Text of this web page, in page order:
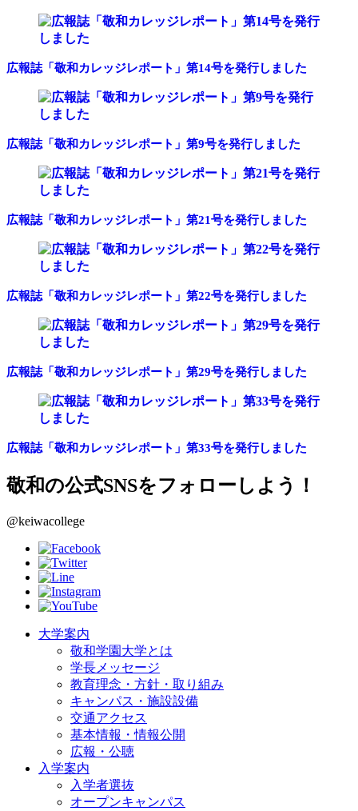
広報誌「敬和カレッジレポート」第14号を発行しました
広報誌「敬和カレッジレポート」第9号を発行しました
広報誌「敬和カレッジレポート」第21号を発行しました
広報誌「敬和カレッジレポート」第22号を発行しました
広報誌「敬和カレッジレポート」第29号を発行しました
広報誌「敬和カレッジレポート」第33号を発行しました
敬和の公式SNSをフォローしよう！
@keiwacollege
大学案内
敬和学園大学とは
学長メッセージ
教育理念・方針・取り組み
キャンパス・施設設備
交通アクセス
基本情報・情報公開
広報・公聴
入学案内
入学者選抜
オープンキャンパス